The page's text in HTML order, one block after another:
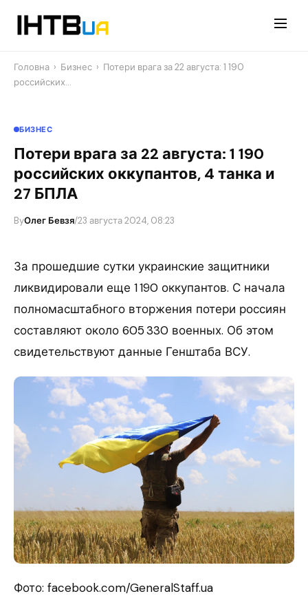
Головна › Бизнес › Потери врага за 22 августа: 1 190
российских…
БИЗНЕС
Потери врага за 22 августа: 1 190
российских оккупантов, 4 танка и
27 БПЛА
ByОлег Бевзя/23 августа 2024, 08:23
За прошедшие сутки украинские защитники
ликвидировали еще 1 190 оккупантов. С начала
полномасштабного вторжения потери россиян
составляют около 605 330 военных. Об этом
свидетельствуют данные Генштаба ВСУ.
Фото: facebook.com/GeneralStaff.ua